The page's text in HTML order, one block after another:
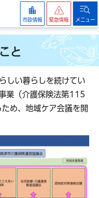
市政情報 緊急情報 メニュー
と
しい暮らしを続けてい
業（介護保険法第115
め、地域ケア会議を開